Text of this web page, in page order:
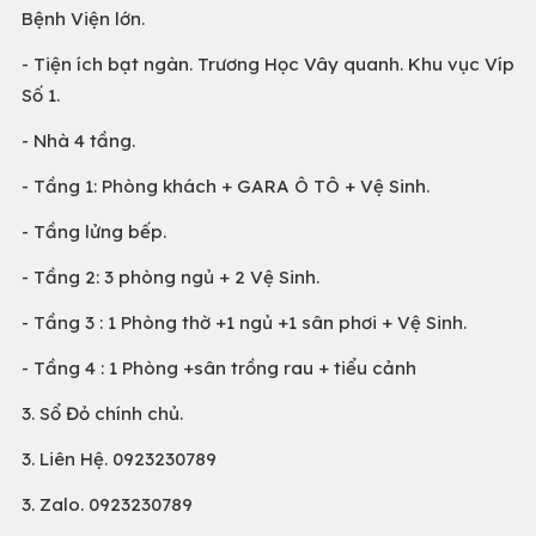
Bệnh Viện lớn.
- Tiện ích bạt ngàn. Trương Học Vây quanh. Khu vục Víp
Số 1.
- Nhà 4 tầng.
- Tầng 1: Phòng khách + GARA Ô TÔ + Vệ Sinh.
- Tầng lửng bếp.
- Tầng 2: 3 phòng ngủ + 2 Vệ Sinh.
- Tầng 3 : 1 Phòng thờ +1 ngủ +1 sân phơi + Vệ Sinh.
- Tầng 4 : 1 Phòng +sân trồng rau + tiểu cảnh
3. Sổ Đỏ chính chủ.
3. Liên Hệ. 0923230789
3. Zalo. 0923230789